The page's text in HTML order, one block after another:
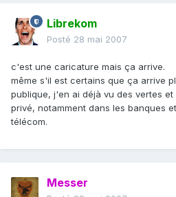
Librekom
Posté 28 mai 2007
c'est une caricature mais ça arrive.
même s'il est certains que ça arrive
publique, j'en ai déjà vu des vertes
privé, notamment dans les banques
télécom.
Messer